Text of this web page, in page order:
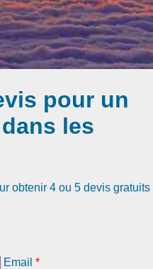
pour un
les
obtenir 4 ou 5 devis gratuits
Email *